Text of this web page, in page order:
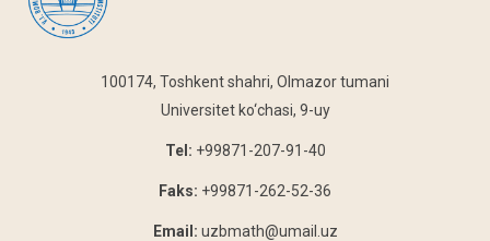
100174, Toshkent shahri, Olmazor tumani
Universitet ko‘chasi, 9-uy
Tel: +99871-207-91-40
Faks: +99871-262-52-36
Email: uzbmath@umail.uz